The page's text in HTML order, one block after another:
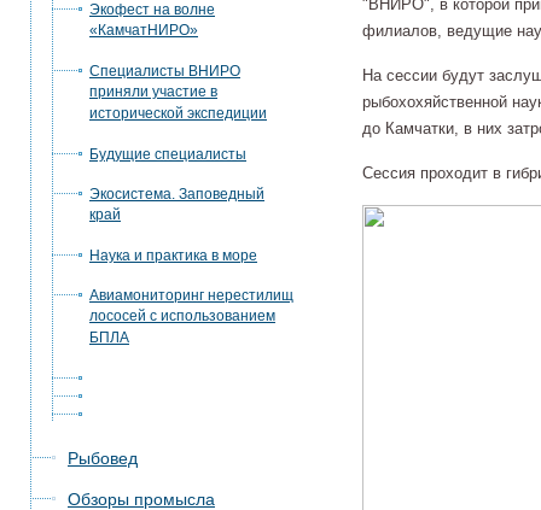
Экофест на волне
«КамчатНИРО»
Специалисты ВНИРО
приняли участие в
исторической экспедиции
Будущие специалисты
Экосистема. Заповедный
край
Наука и практика в море
Авиамониторинг нерестилищ
лососей с использованием
БПЛА
Рыбовед
Обзоры промысла
"ВНИРО", в которой
филиалов, ведущие
На сессии будут
рыбохохяйственной
до Камчатки, в них
Сессия проходит в